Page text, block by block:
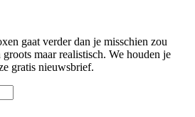
gaat verder dan je misschien zou
maar realistisch. We houden je
gratis nieuwsbrief.